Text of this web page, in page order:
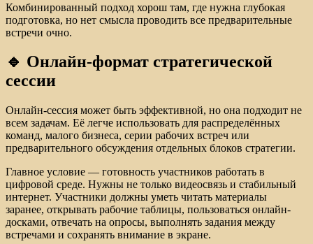
Комбинированный подход хорош там, где нужна глубокая
подготовка, но нет смысла проводить все предварительные
встречи очно.
🔹 Онлайн-формат стратегической
сессии
Онлайн-сессия может быть эффективной, но она подходит не
всем задачам. Её легче использовать для распределённых
команд, малого бизнеса, серии рабочих встреч или
предварительного обсуждения отдельных блоков стратегии.
Главное условие — готовность участников работать в
цифровой среде. Нужны не только видеосвязь и стабильный
интернет. Участники должны уметь читать материалы
заранее, открывать рабочие таблицы, пользоваться онлайн-
досками, отвечать на опросы, выполнять задания между
встречами и сохранять внимание в экране.